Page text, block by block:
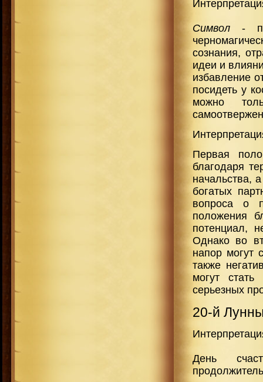
Символ -
сознания,
идеи и
избавление
посидеть у
можно
Первая
благодаря
начальства,
богатых
вопроса о
положения
потенциал,
Однако во
напор могут
также
могут
серьезных
20-й
День